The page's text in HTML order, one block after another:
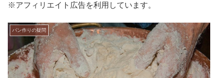
※アフィリエイト広告を利用しています。
パン作りの疑問